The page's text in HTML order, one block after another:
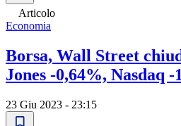
Articolo
Economia
Borsa, Wall Street
Jones -0,64%, Nasdaq -
23 Giu 2023 - 23:15